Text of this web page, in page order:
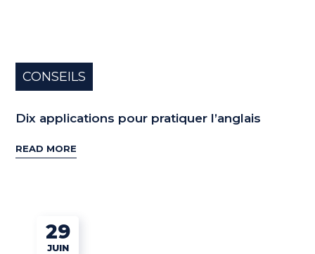
CONSEILS
Dix applications pour pratiquer l’anglais
READ MORE
29
JUIN